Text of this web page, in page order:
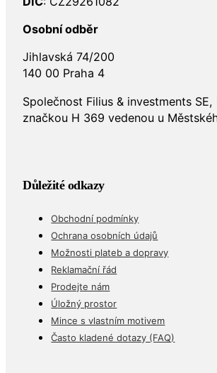
Osobní odběr
Jihlavská 74/200
140 00 Praha 4
Společnost Filius & investments
značkou H 369 vedenou u
Důležité odkazy
Obchodní podmínky
Ochrana osobních údajů
Možnosti plateb a dopravy
Reklamační řád
Prodejte nám
Úložný prostor
Mince s vlastním motivem
Často kladené dotazy (FAQ)